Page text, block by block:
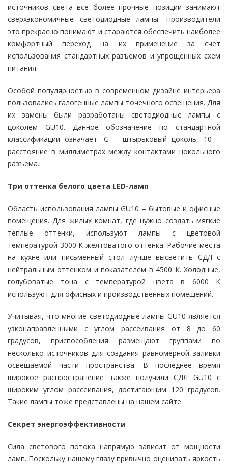
источников света все более прочные позиции занимают
сверхэкономичные светодиодные лампы. Производители
это прекрасно понимают и стараются обеспечить наиболее
комфортный переход на их применение за счет
использования стандартных разъемов и упрощенных схем
питания.
Особой популярностью в современном дизайне интерьера
пользовались галогенные лампы точечного освещения. Для
их замены были разработаны светодиодные лампы с
цоколем GU10. Данное обозначение по стандартной
классификации означает: G – штырьковый цоколь, 10 –
расстояние в миллиметрах между контактами цокольного
разъема.
Три оттенка белого цвета LED-ламп
Область использования лампы GU10 – бытовые и офисные
помещения. Для жилых комнат, где нужно создать мягкие
теплые оттенки, используют лампы с цветовой
температурой 3000 К желтоватого оттенка. Рабочие места
на кухне или письменный стол лучше высветить СДЛ с
нейтральным оттенком и показателем в 4500 К. Холодные,
голубоватые тона с температурой цвета в 6000 К
используют для офисных и производственных помещений.
Учитывая, что многие светодиодные лампы GU10 является
узконаправленными с углом рассеивания от 8 до 60
градусов, приспособления размещают группами по
несколько источников для создания равномерной заливки
освещаемой части пространства. В последнее время
широкое распространение также получили СДЛ GU10 с
широким углом рассеивания, достигающим 120 градусов.
Такие лампы тоже представлены на нашем сайте.
Секрет энергоэффективности
Сила светового потока напрямую зависит от мощности
ламп. Поскольку нашему глазу привычно оценивать яркость